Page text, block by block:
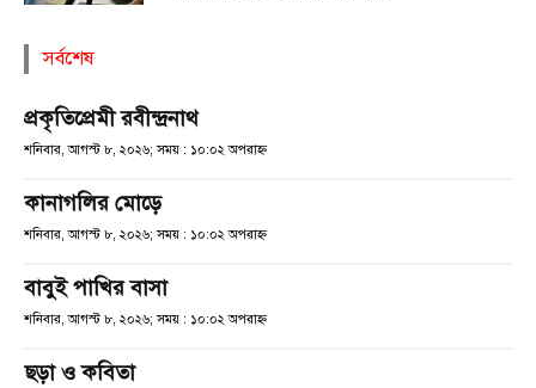
সর্বশেষ
প্রকৃতিপ্রেমী রবীন্দ্রনাথ
শনিবার, আগস্ট ৮, ২০২৬; সময় : ১০:০২ অপরাহ্ণ
কানাগলির মোড়ে
শনিবার, আগস্ট ৮, ২০২৬; সময় : ১০:০২ অপরাহ্ণ
বাবুই পাখির বাসা
শনিবার, আগস্ট ৮, ২০২৬; সময় : ১০:০২ অপরাহ্ণ
ছড়া ও কবিতা